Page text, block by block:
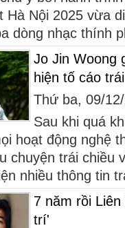
Hà Nội 2025 vừa
dòng nhạc thính
Jo Jin Woong
hiện tố cáo
Thứ ba, 09/
Sau khi quá
hoạt động nghệ
chuyện trái chiều
nhiều thông tin
7 năm rồi
trí'